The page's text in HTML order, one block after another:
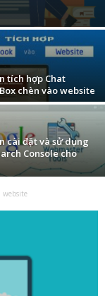
tích hợp Chat
chèn vào website
cài đặt và sử dụng
Console cho
website